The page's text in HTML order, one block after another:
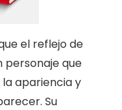
el reflejo de
personaje que
apariencia y
Su